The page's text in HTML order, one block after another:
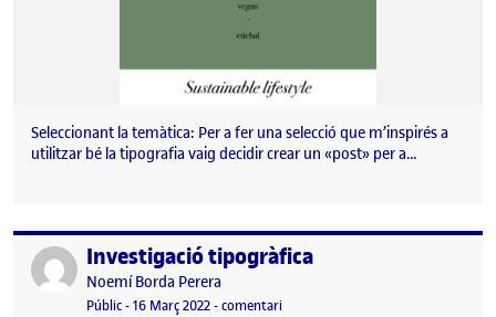
Seleccionant la temàtica: Per a fer una selecció que m’inspirés a
utilitzar bé la tipografia vaig decidir crear un «post» per a…
Publicat perInvestigació tipogràfica
Publicat per
Noemí Borda Perera
Visibilitat:
Públic-Data de publicació
16 Març 20228 juny, 2022 9:37 am
-comentariel Investigació tipogràfica